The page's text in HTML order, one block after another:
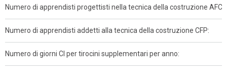
Numero di apprendisti progettisti nella tecnica della costruzione AFC:
Numero di apprendisti addetti alla tecnica della costruzione CFP:
Numero di giorni CI per tirocini supplementari per anno: